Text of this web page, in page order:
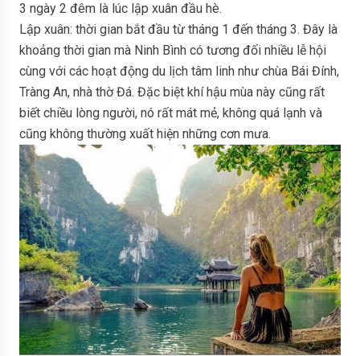
3 ngày 2 đêm là lúc lập xuân đầu hè.
Lập xuân: thời gian bắt đầu từ tháng 1 đến tháng 3. Đây là
khoảng thời gian mà Ninh Bình có tương đối nhiều lễ hội
cùng với các hoạt động du lịch tâm linh như chùa Bái Đính,
Tràng An, nhà thờ Đá. Đặc biệt khí hậu mùa này cũng rất
biết chiều lòng người, nó rất mát mẻ, không quá lạnh và
cũng không thường xuất hiện những cơn mưa.